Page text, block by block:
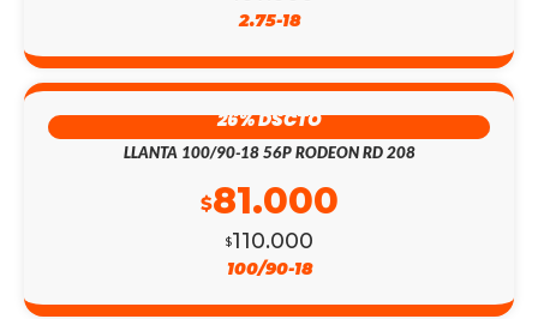
2.75-18
26% DSCTO
LLANTA 100/90-18 56P RODEON RD 208
$110.000
$81.000
100/90-18